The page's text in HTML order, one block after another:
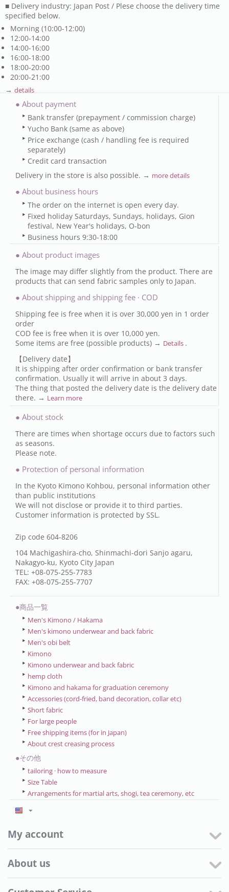
■ Delivery industry: Japan Post / Plese choose the delivery time
specified below.
Morning (10:00-12:00)
12:00-14:00
14:00-16:00
16:00-18:00
18:00-20:00
20:00-21:00
→ details
● About payment
Bank transfer (prepayment / commission charge)
Yucho Bank (same as above)
Price exchange (cash / handling fee is required
separately)
Credit card transaction
Delivery in the store is also possible. → more details
● About business hours
The order on the internet is open every day.
Fixed holiday Saturdays, Sundays, holidays, Gion
festival, New Year's holidays, O-bon
Business hours 9:30-18:00
● About product images
The image may differ slightly from the product. There are
products that can send fabric samples only to Japan.
● About shipping and shipping fee · COD
Shipping fee is free when it is over 30,000 yen in 1 order
order
COD fee is free when it is over 10,000 yen.
Some items are free (possible products) → Details .
【Delivery date】
It is shipping after order confirmation or bank transfer
confirmation. Usually it will arrive in about 3 days.
The thing that posted the delivery date is the delivery date
there. → Learn more
● About stock
There are times when shortage occurs due to factors such
as seasons.
Please note.
● Protection of personal information
In the Kyoto Kimono Kohbou, personal information other
than public institutions
We will not disclose or provide it to third parties.
Customer information is protected by SSL.
Zip code 604-8206
104 Machigashira-cho, Shinmachi-dori Sanjo agaru,
Nakagyo-ku, Kyoto City Japan
TEL: +08-075-255-7783
FAX: +08-075-255-7707
●商品一覧
Men's Kimono / Hakama
Men's kimono underwear and back fabric
Men's obi belt
Kimono
Kimono underwear and back fabric
hemp cloth
Kimono and hakama for graduation ceremony
Accessories (cord-fried, band decoration, collar etc)
Short fabric
For large people
Free shipping items (for in Japan)
About crest creasing process
●その他
tailoring · how to measure
Size Table
Arrangements for martial arts, shogi, tea ceremony, etc
My account
About us